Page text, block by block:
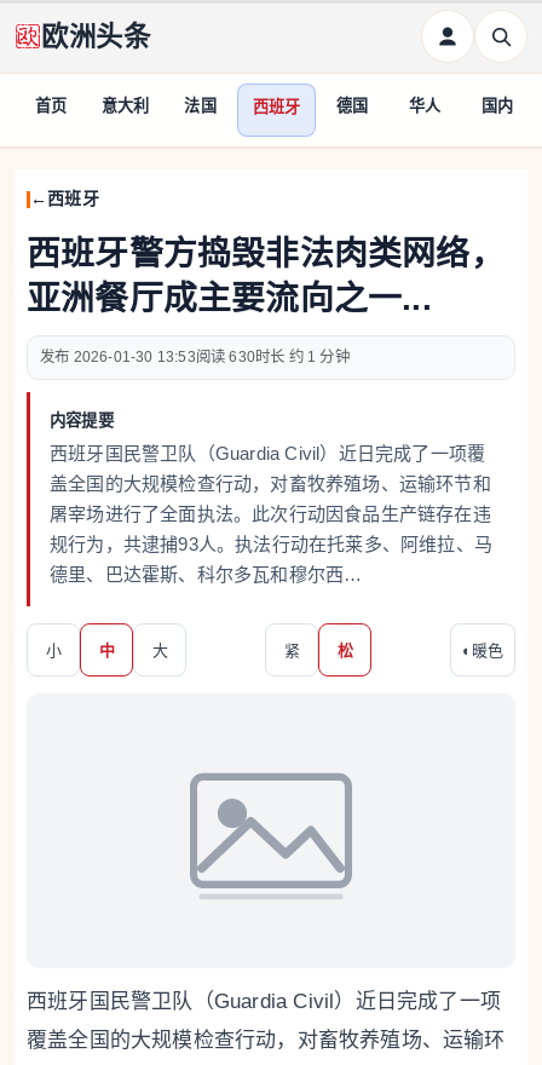
欧洲头条
首页 意大利 法国 西班牙 德国 华人 国内
西班牙
西班牙警方捣毁非法肉类网络，
亚洲餐厅成主要流向之一...
2026-01-30 13:53 630 约 1 分钟
内容提要
西班牙国民警卫队（Guardia Civil）近日完成了一项覆
盖全国的大规模检查行动，对畜牧养殖场、运输环节和
屠宰场进行了全面执法。此次行动因食品生产链存在违
规行为，共逮捕93人。执法行动在托莱多、阿维拉、马
德里、巴达霍斯、科尔多瓦和穆尔西…
小 中 大 紧 松 ◐ 暖色
西班牙国民警卫队（Guardia Civil）近日完成了一项
覆盖全国的大规模检查行动，对畜牧养殖场、运输环